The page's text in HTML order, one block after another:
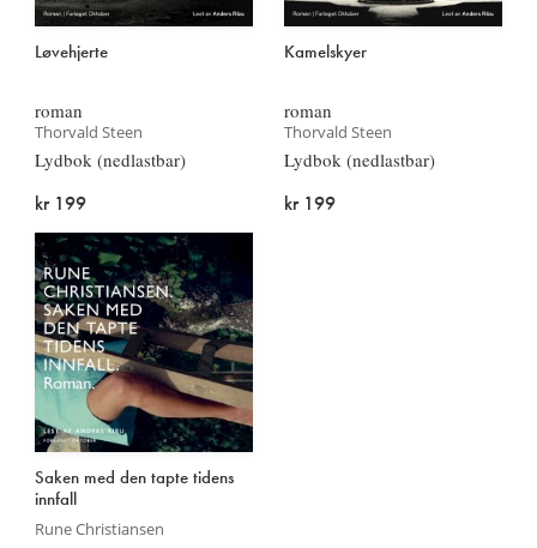
Løvehjerte
roman
Thorvald Steen
Lydbok (nedlastbar)
kr 199
Kamelskyer
roman
Thorvald Steen
Lydbok (nedlastbar)
kr 199
Saken med den tapte tidens
innfall
Rune Christiansen